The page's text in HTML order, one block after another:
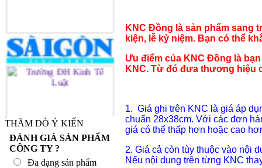
THĂM DÒ Ý KIẾN
ĐÁNH GIÁ SẢN PHẨM
CÔNG TY ?
Đa dạng sản phẩm
KNC Đồng là sản phẩm sang
kiện, lễ kỷ niệm. Bạn có thể
Ưu điểm của KNC Đồng là
KNC. Từ đó đưa thương hiệu
1. Giá ghi trên KNC là giá áp
chuẩn 28x38cm. Với các đơn
giá có thể thấp hơn hoặc cao
2. Giá cả còn tùy thuộc vào nội
Nếu nội dung trên từng KNC